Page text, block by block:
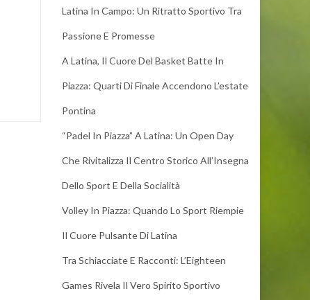
Latina In Campo: Un Ritratto Sportivo Tra
Passione E Promesse
A Latina, Il Cuore Del Basket Batte In
Piazza: Quarti Di Finale Accendono L’estate
Pontina
“Padel In Piazza” A Latina: Un Open Day
Che Rivitalizza Il Centro Storico All’Insegna
Dello Sport E Della Socialità
Volley In Piazza: Quando Lo Sport Riempie
Il Cuore Pulsante Di Latina
Tra Schiacciate E Racconti: L’Eighteen
Games Rivela Il Vero Spirito Sportivo